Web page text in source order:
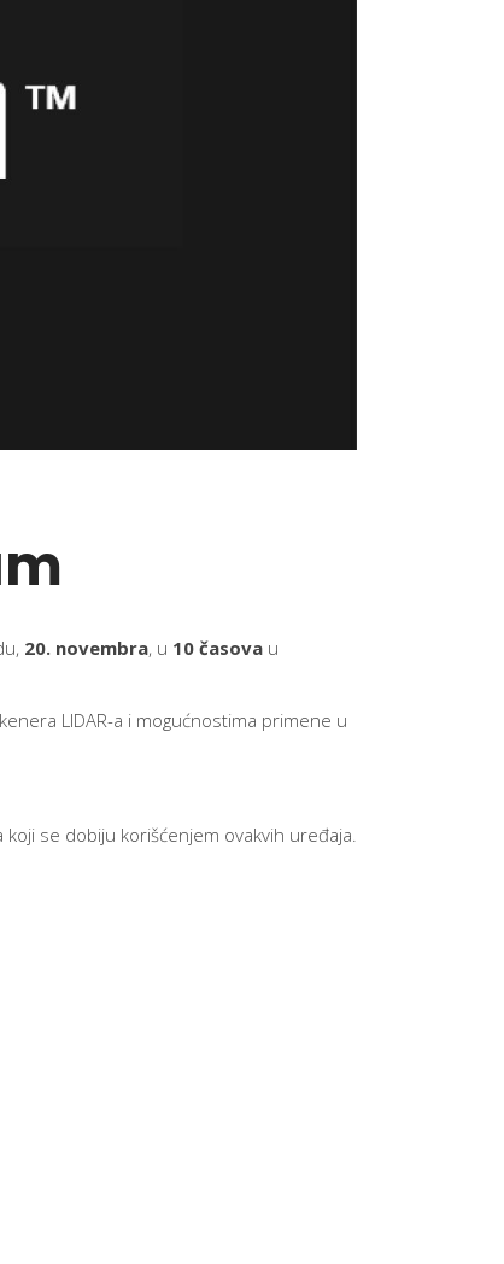
20. novembra, u 10 časova u
LIDAR-a i mogućnostima primene u
se dobiju korišćenjem ovakvih uređaja.